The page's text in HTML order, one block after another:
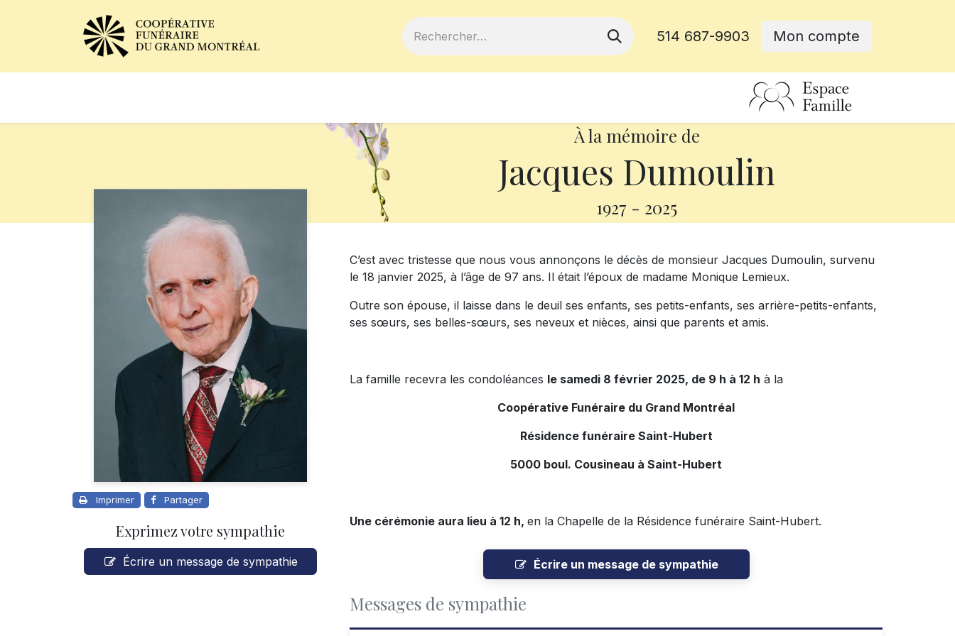
514 687-9903 Mon compte
À la mémoire de
Jacques Dumoulin
1927 - 2025
Imprimer Partager
Exprimez votre sympathie
Écrire un message de sympathie
C’est avec tristesse que nous vous annonçons le décès de monsieur Jacques Dumoulin, survenu
le 18 janvier 2025, à l’âge de 97 ans. Il était l’époux de madame Monique Lemieux.
Outre son épouse, il laisse dans le deuil ses enfants, ses petits-enfants, ses arrière-petits-enfants,
ses sœurs, ses belles-sœurs, ses neveux et nièces, ainsi que parents et amis.
La famille recevra les condoléances le samedi 8 février 2025, de 9 h à 12 h à la
Coopérative Funéraire du Grand Montréal
Résidence funéraire Saint-Hubert
5000 boul. Cousineau à Saint-Hubert
Une cérémonie aura lieu à 12 h, en la Chapelle de la Résidence funéraire Saint-Hubert.
Écrire un message de sympathie
Messages de sympathie